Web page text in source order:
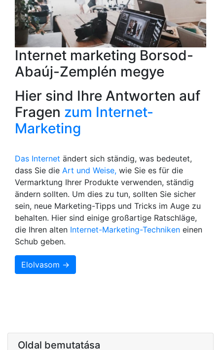
Internet marketing Borsod-
Abaúj-Zemplén megye
Hier sind Ihre Antworten auf
Fragen zum Internet-
Marketing
Das Internet ändert sich ständig, was bedeutet,
dass Sie die Art und Weise, wie Sie es für die
Vermarktung Ihrer Produkte verwenden, ständig
ändern sollten. Um dies zu tun, sollten Sie sicher
sein, neue Marketing-Tipps und Tricks im Auge zu
behalten. Hier sind einige großartige Ratschläge,
die Ihren alten Internet-Marketing-Techniken einen
Schub geben.
Elolvasom →
Oldal bemutatása